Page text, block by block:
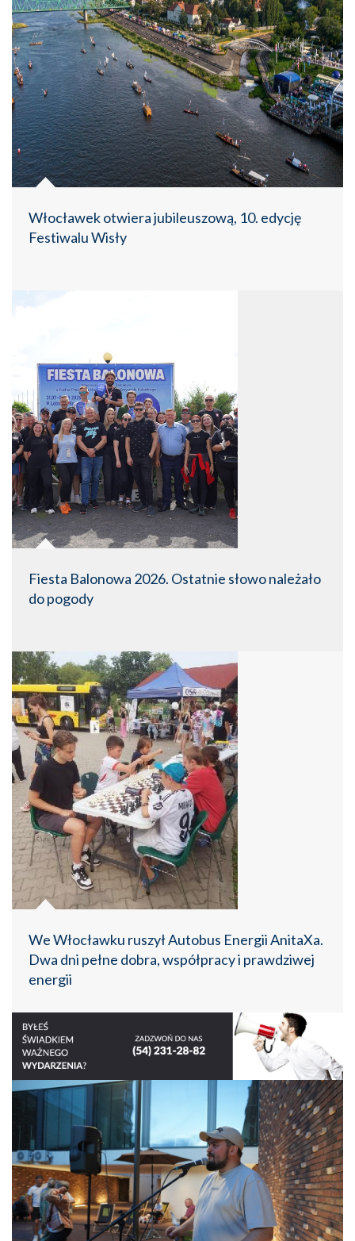
Włocławek otwiera jubileuszową, 10. edycję
Festiwalu Wisły
Fiesta Balonowa 2026. Ostatnie słowo należało
do pogody
We Włocławku ruszył Autobus Energii AnitaXa.
Dwa dni pełne dobra, współpracy i prawdziwej
energii